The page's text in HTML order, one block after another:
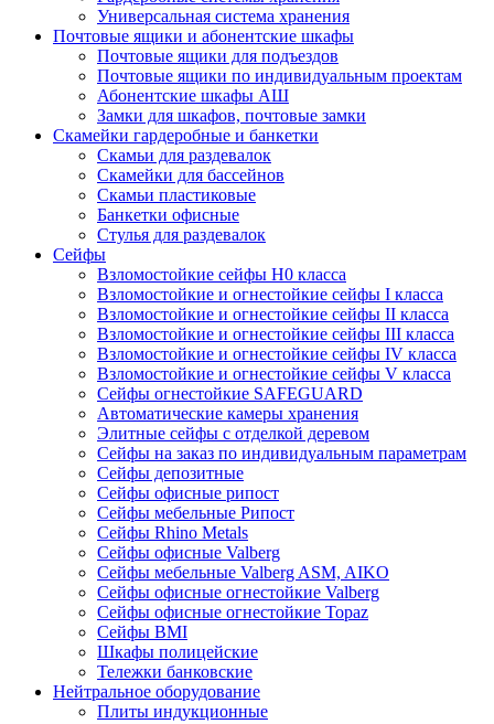
Универсальная система хранения
Почтовые ящики и абонентские шкафы
Почтовые ящики для подъездов
Почтовые ящики по индивидуальным проектам
Абонентские шкафы АШ
Замки для шкафов, почтовые замки
Скамейки гардеробные и банкетки
Скамьи для раздевалок
Скамейки для бассейнов
Скамьи пластиковые
Банкетки офисные
Стулья для раздевалок
Сейфы
Взломостойкие сейфы H0 класса
Взломостойкие и огнестойкие сейфы I класса
Взломостойкие и огнестойкие сейфы II класса
Взломостойкие и огнестойкие сейфы III класса
Взломостойкие и огнестойкие сейфы IV класса
Взломостойкие и огнестойкие сейфы V класса
Сейфы огнестойкие SAFEGUARD
Автоматические камеры хранения
Элитные сейфы с отделкой деревом
Сейфы на заказ по индивидуальным параметрам
Сейфы депозитные
Сейфы офисные рипост
Сейфы мебельные Рипост
Сейфы Rhino Metals
Сейфы офисные Valberg
Сейфы мебельные Valberg ASM, AIKO
Сейфы офисные огнестойкие Valberg
Сейфы офисные огнестойкие Topaz
Сейфы ВМI
Шкафы полицейские
Тележки банковские
Нейтральное оборудование
Плиты индукционные